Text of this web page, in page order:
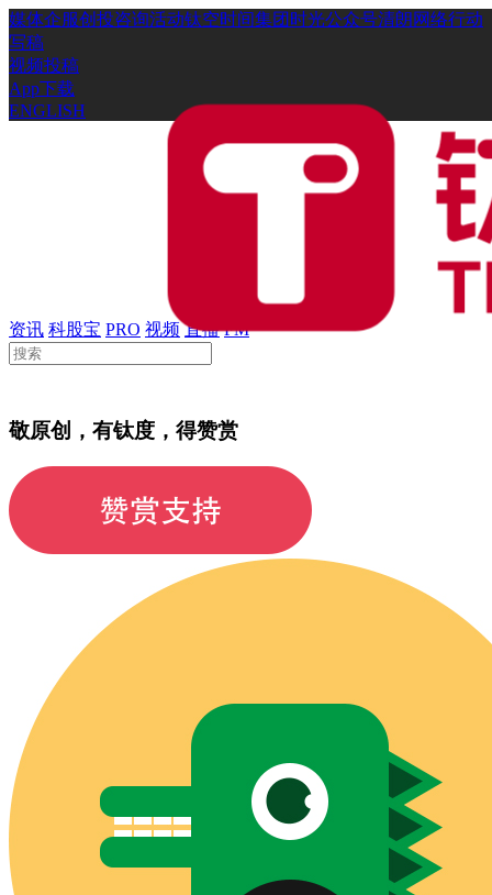
媒体企服创投咨询活动钛空时间集团时光公众号清朗网络行动
写稿
视频投稿
App下载
ENGLISH
资讯 科股宝 PRO 视频 直播 FM
敬原创，有钛度，得赞赏